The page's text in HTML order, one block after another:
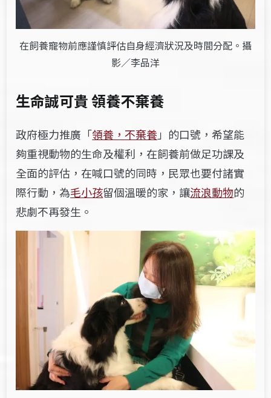
在飼養寵物前應謹慎評估自身經濟狀況及時間分配。攝
影／李品洋
生命誠可貴 領養不棄養
政府極力推廣「領養，不棄養」的口號，希望能
夠重視動物的生命及權利，在飼養前做足功課及
全面的評估，在喊口號的同時，民眾也要付諸實
際行動，為毛小孩留個溫暖的家，讓流浪動物的
悲劇不再發生。